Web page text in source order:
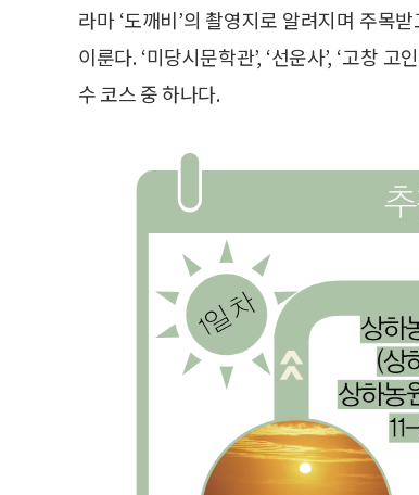
라마 ‘도깨비’의 촬영지로 알려지며 주목
이룬다. ‘미당시문학관’, ‘선운사’, ‘고창
수 코스 중 하나다.